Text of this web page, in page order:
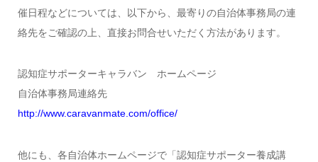
催日程などについては、以下から、最寄りの自治体事務局の連
絡先をご確認の上、直接お問合せいただく方法があります。
認知症サポーターキャラバン ホームページ
自治体事務局連絡先
http://www.caravanmate.com/office/
他にも、各自治体ホームページで「認知症サポーター養成講